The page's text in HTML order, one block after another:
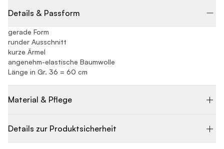
Details & Passform
gerade Form
runder Ausschnitt
kurze Ärmel
angenehm-elastische Baumwolle
Länge in Gr. 36 = 60 cm
Material & Pflege
Details zur Produktsicherheit